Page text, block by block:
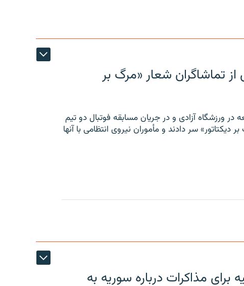
از تماشاگران شعار «مرگ بر
ورزشگاه آزادی و در جریان مسابقه فوتبال دو تیم
دیکتاتور» سر دادند و مأموران نیروی انتظامی با آنها
مذاکرات درباره سوریه به